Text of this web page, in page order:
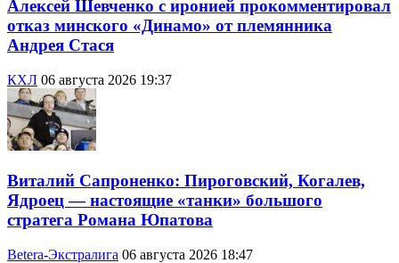
Алексей Шевченко с иронией прокомментировал
отказ минского «Динамо» от племянника
Андрея Стася
КХЛ 06 августа 2026 19:37
Виталий Сапроненко: Пироговский, Когалев,
Ядроец — настоящие «танки» большого
стратега Романа Юпатова
Betera-Экстралига 06 августа 2026 18:47